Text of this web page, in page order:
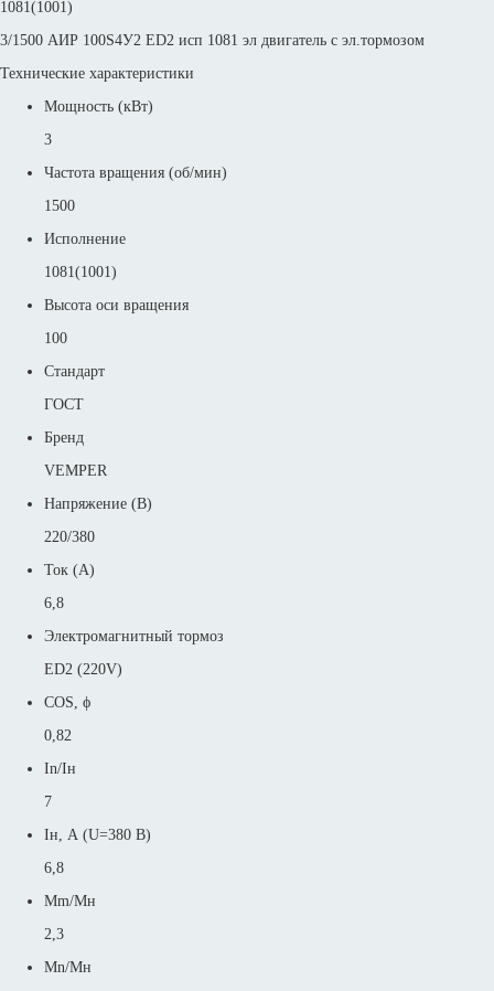
1081(1001)
3/1500 АИР 100S4У2 ED2 исп 1081 эл двигатель с эл.тормозом
Технические характеристики
Мощность (кВт)
3
Частота вращения (об/мин)
1500
Исполнение
1081(1001)
Высота оси вращения
100
Стандарт
ГОСТ
Бренд
VEMPER
Напряжение (В)
220/380
Ток (А)
6,8
Электромагнитный тормоз
ED2 (220V)
COS, ϕ
0,82
In/Iн
7
Iн, А (U=380 В)
6,8
Mm/Mн
2,3
Mn/Mн